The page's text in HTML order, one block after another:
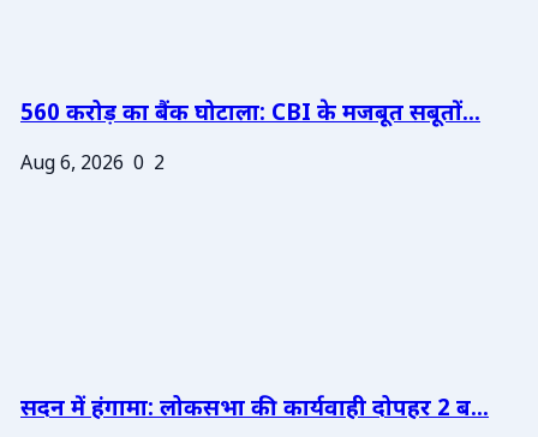
560 करोड़ का बैंक घोटाला: CBI के मजबूत सबूतों...
Aug 6, 2026 0 2
सदन में हंगामा: लोकसभा की कार्यवाही दोपहर 2 ब...